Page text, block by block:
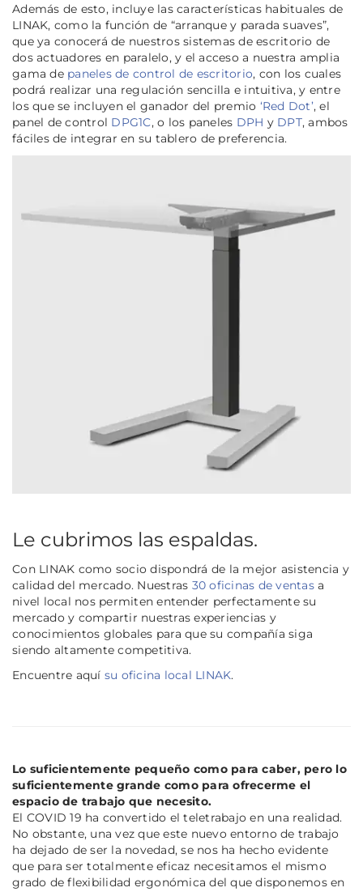
Además de esto, incluye las características habituales de
LINAK, como la función de “arranque y parada suaves”,
que ya conocerá de nuestros sistemas de escritorio de
dos actuadores en paralelo, y el acceso a nuestra amplia
gama de paneles de control de escritorio, con los cuales
podrá realizar una regulación sencilla e intuitiva, y entre
los que se incluyen el ganador del premio ‘Red Dot’, el
panel de control DPG1C, o los paneles DPH y DPT, ambos
fáciles de integrar en su tablero de preferencia.
Le cubrimos las espaldas.
Con LINAK como socio dispondrá de la mejor asistencia y
calidad del mercado. Nuestras 30 oficinas de ventasa
nivel local nos permiten entender perfectamente su
mercado y compartir nuestras experiencias y
conocimientos globales para que su compañía siga
siendo altamente competitiva.
Encuentre aquí su oficina local LINAK.
Lo suficientemente pequeño como para caber, pero lo
suficientemente grande como para ofrecerme el
espacio de trabajo que necesito.
El COVID 19 ha convertido el teletrabajo en una realidad.
No obstante, una vez que este nuevo entorno de trabajo
ha dejado de ser la novedad, se nos ha hecho evidente
que para ser totalmente eficaz necesitamos el mismo
grado de flexibilidad ergonómica del que disponemos en